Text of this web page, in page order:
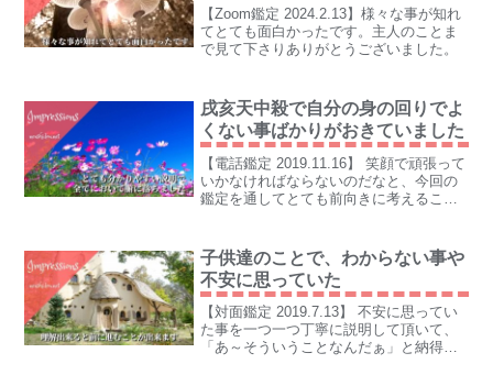
【Zoom鑑定 2024.2.13】様々な事が知れ
てとても面白かったです。主人のことま
で見て下さりありがとうございました。
戌亥天中殺で自分の身の回りでよ
くない事ばかりがおきていました
【電話鑑定 2019.11.16】 笑顔で頑張って
いかなければならないのだなと、今回の
鑑定を通してとても前向きに考えること
子供達のことで、わからない事や
不安に思っていた
【対面鑑定 2019.7.13】 不安に思ってい
た事を一つ一つ丁寧に説明して頂いて、
「あ～そういうことなんだぁ」と納得致